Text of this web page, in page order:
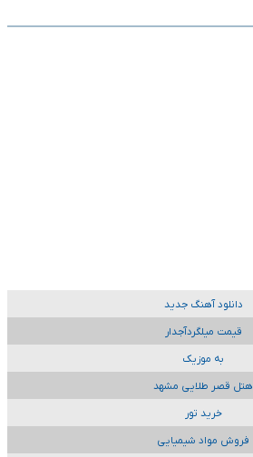
دانلود آهنگ جدید
قیمت میلگردآجدار
به موزیک
هتل قصر طلایی مشهد
خرید تور
فروش مواد شیمیایی